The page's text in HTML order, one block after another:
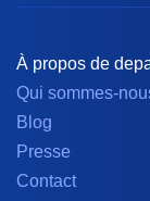
À propos de
Qui sommes-
Blog
Presse
Contact